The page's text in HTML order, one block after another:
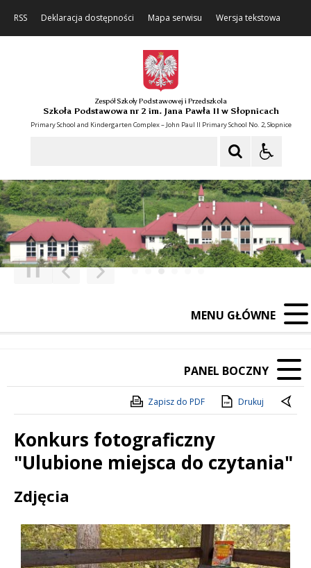
RSS Deklaracja dostępności Mapa serwisu Wersja tekstowa
Zespół Szkoły Podstawowej i Przedszkola
Szkoła Podstawowa nr 2 im. Jana Pawła II w Słopnicach
Primary School and Kindergarten Complex – John Paul II Primary School No. 2, Słopnice
Poprzedni Element
Następny Element
❚❚
MENU GŁÓWNE
PANEL BOCZNY
Zapisz do PDF Drukuj
Konkurs fotograficzny
"Ulubione miejsca do czytania"
Treść
Zdjęcia